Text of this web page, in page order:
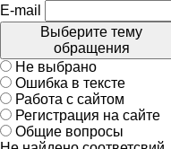
E-mail
Выберите тему
обращения
Не выбрано
Ошибка в тексте
Работа с сайтом
Регистрация на сайте
Общие вопросы